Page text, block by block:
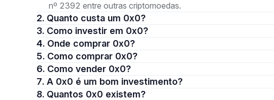
nº 2392 entre outras criptomoedas.
2. Quanto custa um 0x0?
3. Como investir em 0x0?
4. Onde comprar 0x0?
5. Como comprar 0x0?
6. Como vender 0x0?
7. A 0x0 é um bom investimento?
8. Quantos 0x0 existem?